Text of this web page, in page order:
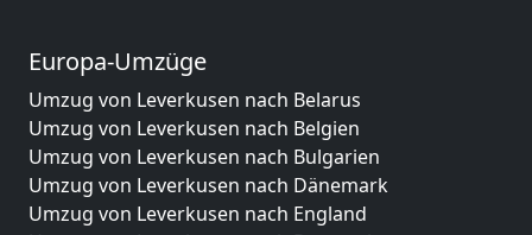
Europa-Umzüge
Umzug von Leverkusen nach Belarus
Umzug von Leverkusen nach Belgien
Umzug von Leverkusen nach Bulgarien
Umzug von Leverkusen nach Dänemark
Umzug von Leverkusen nach England